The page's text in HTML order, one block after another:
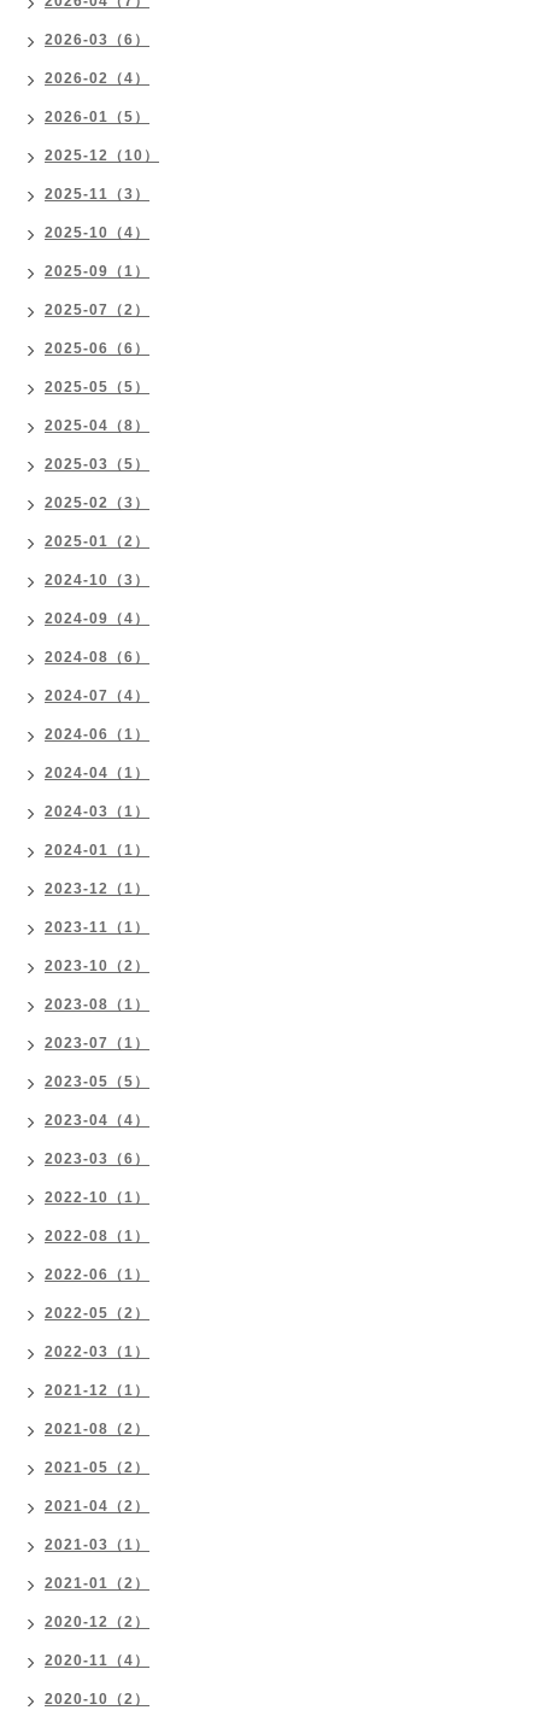
2026-03（6）
2026-02（4）
2026-01（5）
2025-12（10）
2025-11（3）
2025-10（4）
2025-09（1）
2025-07（2）
2025-06（6）
2025-05（5）
2025-04（8）
2025-03（5）
2025-02（3）
2025-01（2）
2024-10（3）
2024-09（4）
2024-08（6）
2024-07（4）
2024-06（1）
2024-04（1）
2024-03（1）
2024-01（1）
2023-12（1）
2023-11（1）
2023-10（2）
2023-08（1）
2023-07（1）
2023-05（5）
2023-04（4）
2023-03（6）
2022-10（1）
2022-08（1）
2022-06（1）
2022-05（2）
2022-03（1）
2021-12（1）
2021-08（2）
2021-05（2）
2021-04（2）
2021-03（1）
2021-01（2）
2020-12（2）
2020-11（4）
2020-10（2）